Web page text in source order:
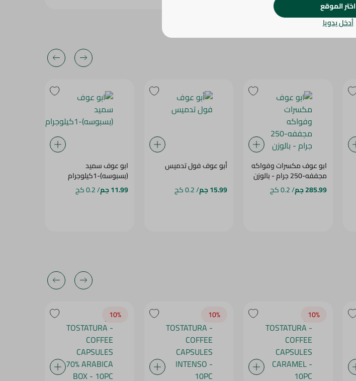
ابو عوف مكسرات وفواكه
مجففه-250 جرام - بالوزن
285.99 جم
/ 0.2 كج
أبو عوف فول تدميس
15.99 جم
/ 0.2 كج
ابو عوف سميد
(بسبوسه)-1كيلوجرام
11.99 جم
/ 0.2 كج
10‎%‎
10‎%‎
10‎%‎
اختر الموقع
أدخل يدويا